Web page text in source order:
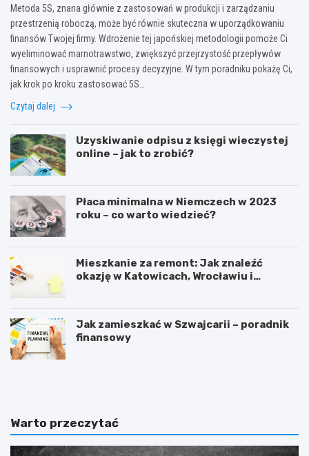
Metoda 5S, znana głównie z zastosowań w produkcji i zarządzaniu
przestrzenią roboczą, może być równie skuteczna w uporządkowaniu
finansów Twojej firmy. Wdrożenie tej japońskiej metodologii pomoże Ci
wyeliminować marnotrawstwo, zwiększyć przejrzystość przepływów
finansowych i usprawnić procesy decyzyjne. W tym poradniku pokażę Ci,
jak krok po kroku zastosować 5S…
Czytaj dalej
Uzyskiwanie odpisu z księgi wieczystej
online – jak to zrobić?
Płaca minimalna w Niemczech w 2023
roku – co warto wiedzieć?
Mieszkanie za remont: Jak znaleźć
okazję w Katowicach, Wrocławiu i
Jak zamieszkać w Szwajcarii – poradnik
finansowy
F
–
t
o
C
d
a
l
Warto przeczytać